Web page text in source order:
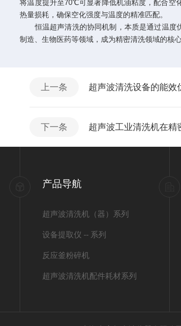
将温度提升至70℃可显著降低机油粘度，配合空
热量损耗，确保空化强度与温度的精准匹配。
恒温超声清洗的协同机制，本质是通过温度优
制造、生物医药等领域，成为精密清洗领域的核心
上一条 超声波清洗设备的能效
下一条 超声波工业清洗机在精
产品导航
超声波清洗机（器）系列
设备提取仪 -- 系列
反应釜粉碎机
超声波清洗机配件耗材系列